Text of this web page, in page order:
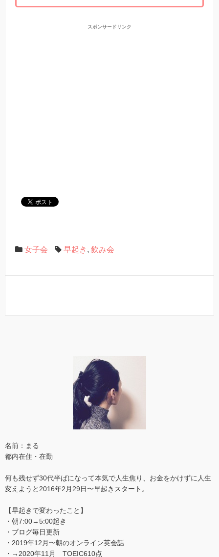
スポンサードリンク
女子会 早起き , 飲み会
名前：まる
都内在住・在勤
何も残せず30代半ばになって本気で人生焦り、お金をかけずに人生
変えようと2016年2月29日〜早起きスタート。
【早起きで変わったこと】
・朝7:00→5:00起き
・ブログ毎日更新
・2019年12月〜朝のオンライン英会話
・→2020年11月 TOEIC610点